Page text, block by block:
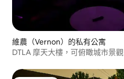
維農（Vernon）的私有公寓
DTLA 摩天大樓，可俯瞰城市景觀